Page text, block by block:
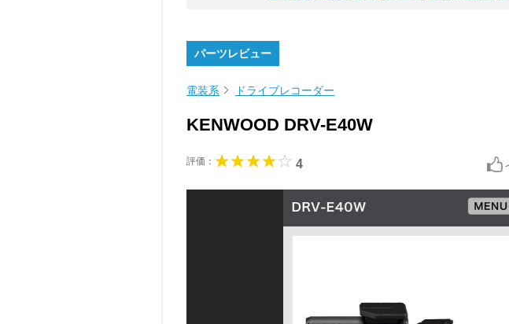
パーツレビュー
電装系 ドライブレコーダー
KENWOOD DRV-E40W
評価： 4